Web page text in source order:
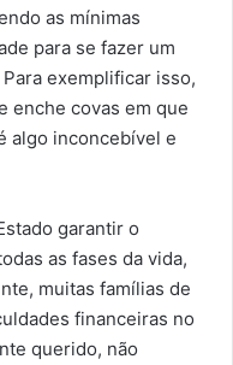
as mínimas
para se fazer um
exemplificar isso,
enche covas em que
algo inconcebível e
garantir o
as fases da vida,
muitas famílias de
financeiras no
querido, não